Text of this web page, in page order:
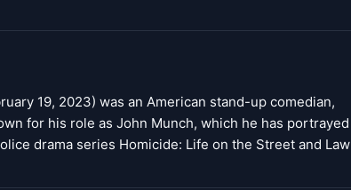
19, 2023) was an American stand-up comedian,
for his role as John Munch, which he has portrayed
drama series Homicide: Life on the Street and Law